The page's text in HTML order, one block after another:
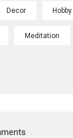
Decor Hobby
Meditation